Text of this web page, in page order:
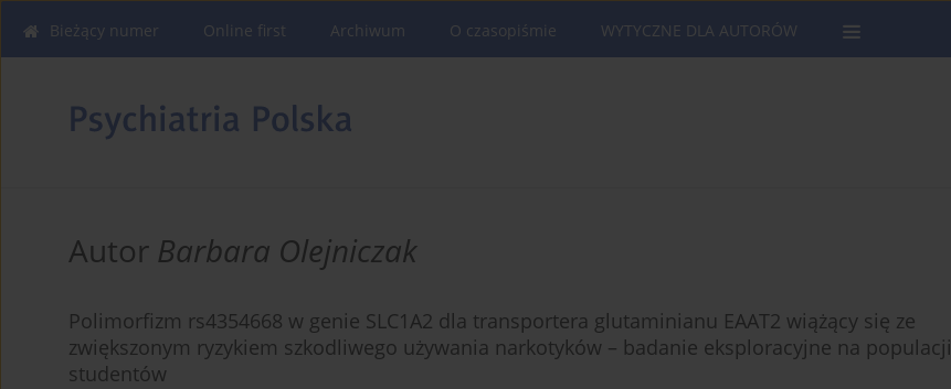
Bieżący numer Online first Archiwum O czasopiśmie WYTYCZNE DLA AUTORÓW
Autor Barbara Olejniczak
Polimorfizm rs4354668 w genie SLC1A2 dla transportera glutaminianu EAAT2 wiążący się ze
zwiększonym ryzykiem szkodliwego używania narkotyków – badanie eksploracyjne na populacji
studentów